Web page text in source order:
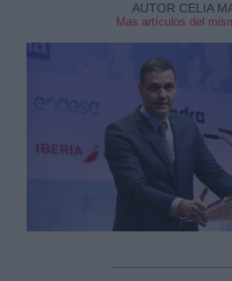
AUTOR CELIA
Mas artículos del